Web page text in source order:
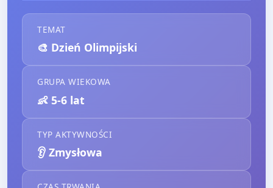
TEMAT
🎨 Dzień Olimpijski
GRUPA WIEKOWA
👶 5-6 lat
TYP AKTYWNOŚCI
👂 Zmysłowa